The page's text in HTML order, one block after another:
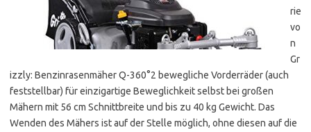
rie
vo
n
Gr
izzly: Benzinrasenmäher Q-360°2 bewegliche Vorderräder (auch
feststellbar) für einzigartige Beweglichkeit selbst bei großen
Mähern mit 56 cm Schnittbreite und bis zu 40 kg Gewicht. Das
Wenden des Mähers ist auf der Stelle möglich, ohne diesen auf die